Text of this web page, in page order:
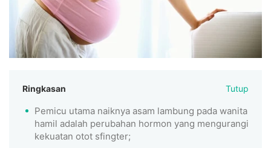
Ringkasan Tutup
Pemicu utama naiknya asam lambung pada wanita
hamil adalah perubahan hormon yang mengurangi
kekuatan otot sfingter;